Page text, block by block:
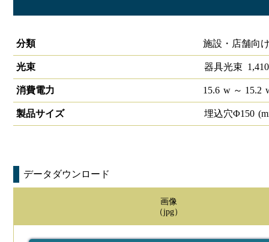
分類
施設・店舗向
光束 器具光束 1,410
消費電力 15.6 w～ 15.2
製品サイズ 埋込穴Φ150
データダウンロード
画像
（jpg）